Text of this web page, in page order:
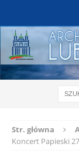
Str. główna
Koncert Papieski